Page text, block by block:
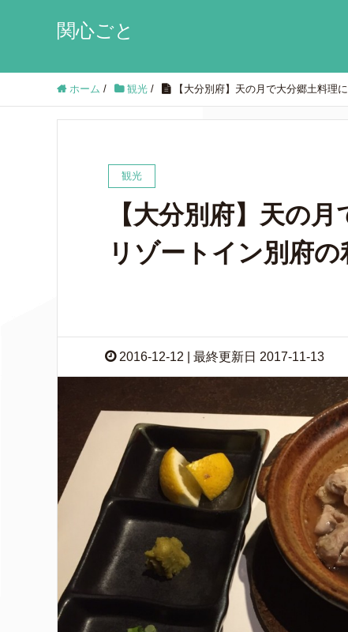
関心ごと
ホーム / 観光 / 【大分別府】天の月で大分郷土料理
観光
【大分別府】天の
リゾートイン別府の
2016-12-12 | 最終更新日 2017-11-13